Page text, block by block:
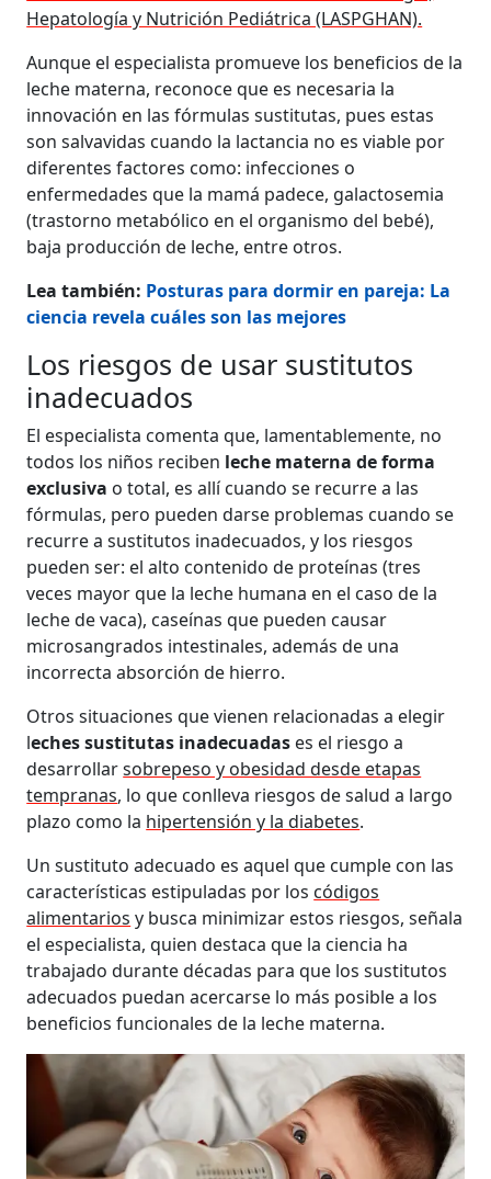
Hepatología y Nutrición Pediátrica (LASPGHAN).
Aunque el especialista promueve los beneficios de la
leche materna, reconoce que es necesaria la
innovación en las fórmulas sustitutas, pues estas
son salvavidas cuando la lactancia no es viable por
diferentes factores como: infecciones o
enfermedades que la mamá padece, galactosemia
(trastorno metabólico en el organismo del bebé),
baja producción de leche, entre otros.
Lea también: Posturas para dormir en pareja: La
ciencia revela cuáles son las mejores
Los riesgos de usar sustitutos
inadecuados
El especialista comenta que, lamentablemente, no
todos los niños reciben leche materna de forma
exclusiva o total, es allí cuando se recurre a las
fórmulas, pero pueden darse problemas cuando se
recurre a sustitutos inadecuados, y los riesgos
pueden ser: el alto contenido de proteínas (tres
veces mayor que la leche humana en el caso de la
leche de vaca), caseínas que pueden causar
microsangrados intestinales, además de una
incorrecta absorción de hierro.
Otros situaciones que vienen relacionadas a elegir
leches sustitutas inadecuadas es el riesgo a
desarrollarsobrepeso y obesidad desde etapas
tempranas, lo que conlleva riesgos de salud a largo
plazo como la hipertensión y la diabetes.
Un sustituto adecuado es aquel que cumple con las
características estipuladas por los códigos
alimentarios y busca minimizar estos riesgos, señala
el especialista, quien destaca que la ciencia ha
trabajado durante décadas para que los sustitutos
adecuados puedan acercarse lo más posible a los
beneficios funcionales de la leche materna.